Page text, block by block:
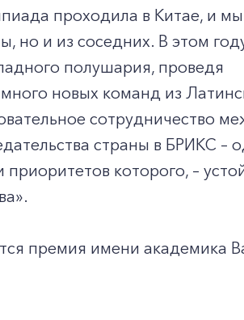
проходила в Китае, и мы
но и из соседних. В этом
полушария, проведя
новых команд из
сотрудничество
страны в БРИКС –
которого, –
премия имени академика